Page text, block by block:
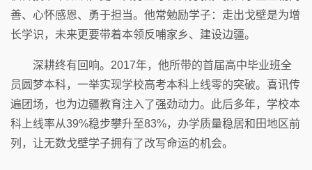
善、心怀感恩、勇于担当。他常勉励学子：走出戈壁是为增
长学识，未来更要带着本领反哺家乡、建设边疆。
深耕终有回响。2017年，他所带的首届高中毕业班全
员圆梦本科，一举实现学校高考本科上线零的突破。喜讯传
遍团场，也为边疆教育注入了强劲动力。此后多年，学校本
科上线率从39%稳步攀升至83%，办学质量稳居和田地区前
列，让无数戈壁学子拥有了改写命运的机会。